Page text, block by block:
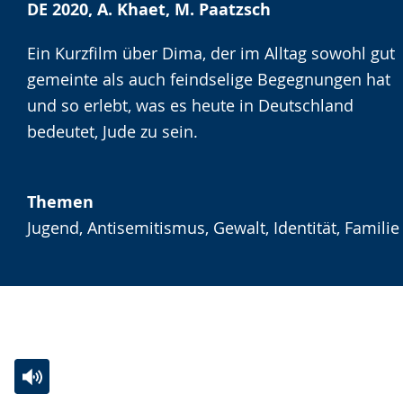
Gebärdensprache
wird
angezeigt.
DE 2020, A. Khaet, M. Paatzsch
Ein Kurzfilm über Dima, der im Alltag sowohl gut
gemeinte als auch feindselige Begegnungen hat
und so erlebt, was es heute in Deutschland
bedeutet, Jude zu sein.
Themen
Jugend, Antisemitismus, Gewalt, Identität, Familie